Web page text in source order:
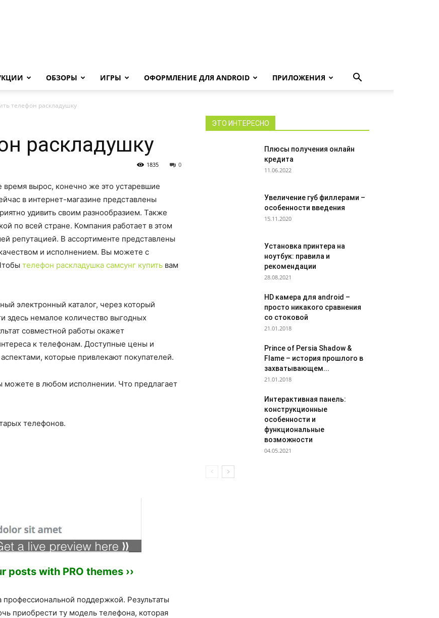
ОБЗОРЫ ИГРЫ ОФОРМЛЕНИЕ ДЛЯ ANDROID ПРИЛОЖЕНИЯ
телефон раскладушку
раскладушку
0
1835
вырос, конечно же это устаревшие
в интернет-магазине представлены
удивить своим разнообразием. Также
по всей стране. Компания работает в этом
репутацией. В ассортименте представлены
и исполнением. Вы можете с
телефон раскладушка самсунг купить вам
электронный каталог, через который
здесь немалое количество выгодных
совместной работы окажет
к телефонам. Доступные цены и
которые привлекают покупателей.
можете в любом исполнении. Что предлагает
телефонов.
posts with PRO themes ››
профессиональной поддержкой. Результаты
приобрести ту модель телефона, которая
ЭТО ИНТЕРЕСНО
Плюсы получения онлайн
кредита
11.06.2022
Увеличение губ филлерами –
особенности введения
15.11.2020
Установка принтера на
ноутбук: правила и
рекомендации
28.08.2021
HD камера для android –
просто никакого сравнения
со стоковой
21.01.2018
Prince of Persia Shadow &
Flame – история прошлого в
захватывающем...
21.01.2018
Интерактивная панель:
конструкционные
особенности и
функциональные
возможности
04.05.2021